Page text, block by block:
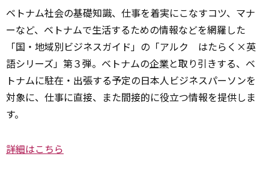
ベトナム社会の基礎知識、仕事を着実にこなすコツ、マナ
ーなど、ベトナムで生活するための情報などを網羅した
「国・地域別ビジネスガイド」の「アルク はたらく×英
語シリーズ」第３弾。ベトナムの企業と取り引きする、ベ
トナムに駐在・出張する予定の日本人ビジネスパーソンを
対象に、仕事に直接、また間接的に役立つ情報を提供しま
す。
詳細はこちら